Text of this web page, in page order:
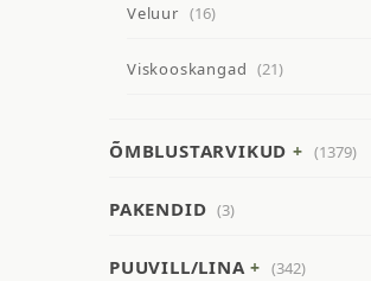
Veluur (16)
Viskooskangad (21)
ÕMBLUSTARVIKUD (1379)
PAKENDID (3)
PUUVILL/LINA (342)